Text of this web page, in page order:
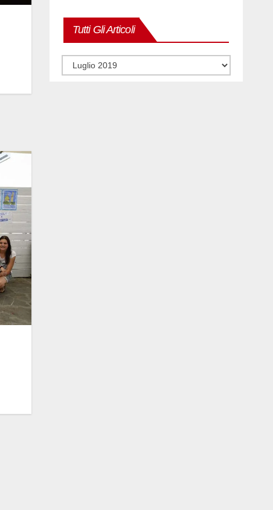
Tutti Gli Articoli
Tutti
articoli